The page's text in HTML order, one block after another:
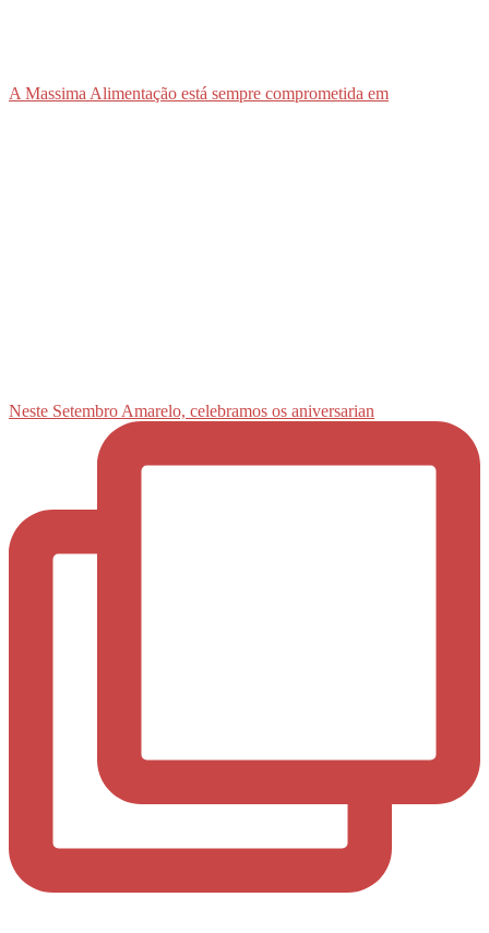
A Massima Alimentação está sempre comprometida em
Neste Setembro Amarelo, celebramos os aniversarian